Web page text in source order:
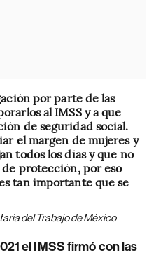
por parte de las
al IMSS y a que
de seguridad social.
el margen de mujeres y
todos los días y que no
protección, por eso
tan importante que se
del Trabajo de México
el IMSS firmó con las